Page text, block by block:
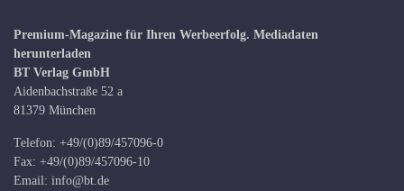
Premium-Magazine für Ihren Werbeerfolg. Mediadaten
herunterladen
BT Verlag GmbH
Aidenbachstraße 52 a
81379 München
Telefon: +49/(0)89/457096-0
Fax: +49/(0)89/457096-10
Email: info@bt.de